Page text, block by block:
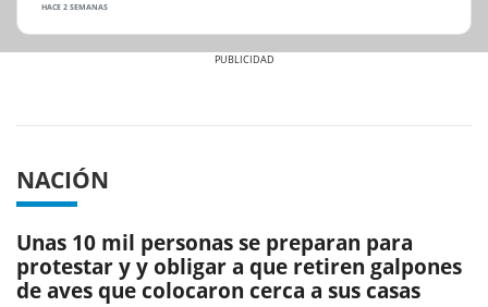
HACE 2 SEMANAS
NACIÓN
Unas 10 mil personas se preparan para
protestar y y obligar a que retiren galpones
de aves que colocaron cerca a sus casas